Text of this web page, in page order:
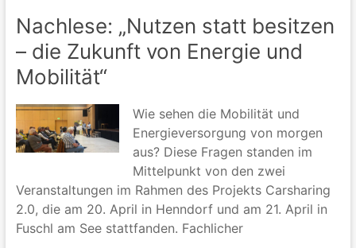
Nachlese: „Nutzen statt besitzen
– die Zukunft von Energie und
Mobilität“
Wie sehen die Mobilität und
Energieversorgung von morgen
aus? Diese Fragen standen im
Mittelpunkt von den zwei
Veranstaltungen im Rahmen des Projekts Carsharing
2.0, die am 20. April in Henndorf und am 21. April in
Fuschl am See stattfanden. Fachlicher